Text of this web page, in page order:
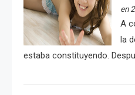
en
A
la
estaba constituyendo.